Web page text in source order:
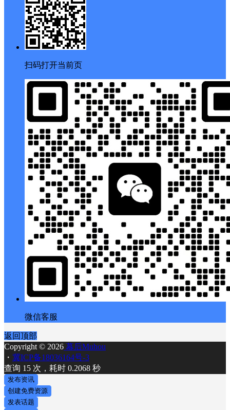
扫码打开当前页
微信客服
返回顶部
Copyright © 2026 幕后Muhou
・ 冀ICP备18036164号-3
查询 15 次，耗时 0.2068 秒
发布资讯
创建免费资源
发表话题